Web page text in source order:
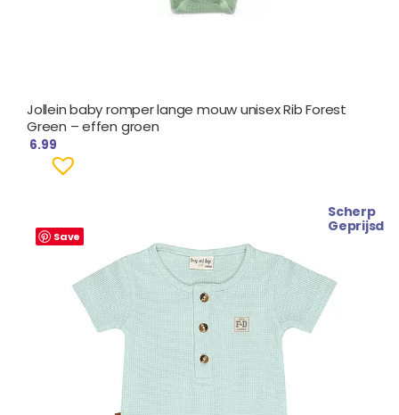
Jollein baby romper lange mouw unisex Rib Forest
Green – effen groen
6.99
Save
Scherp
Geprijsd
prijs
was:
€ 18.99.€ 15.99.